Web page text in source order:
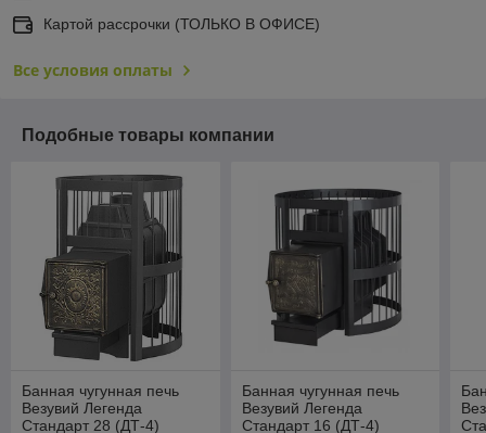
Картой рассрочки (ТОЛЬКО В ОФИСЕ)
Все условия оплаты
Подобные товары компании
Банная чугунная печь
Везувий Легенда
Стандарт 28 (ДТ-4)
Банная чугунная печь
Везувий Легенда
Стандарт 16 (ДТ-4)